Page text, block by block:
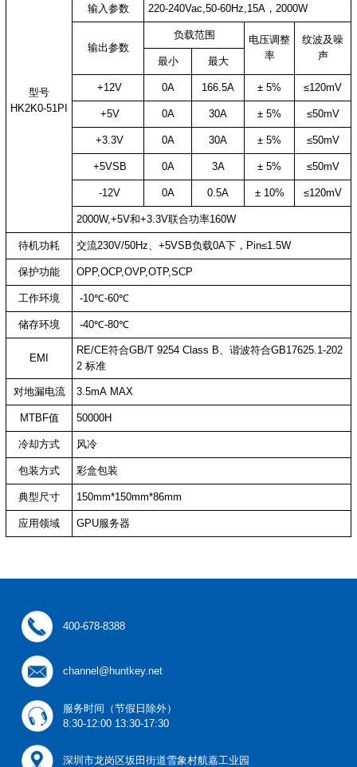
型号
HK2K0-51PI
输入参数 220-240Vac,50-60Hz,15A，2000W
输出参数
负载范围
电压调整
率
纹波及噪
声
最小 最大
+12V 0A 166.5A ± 5% ≤120mV
+5V 0A 30A ± 5% ≤50mV
+3.3V 0A 30A ± 5% ≤50mV
+5VSB 0A 3A ± 5% ≤50mV
-12V 0A 0.5A ± 10% ≤120mV
2000W,+5V和+3.3V联合功率160W
待机功耗 交流230V/50Hz、+5VSB负载0A下，Pin≤1.5W
保护功能 OPP,OCP,OVP,OTP,SCP
工作环境 -10℃-60℃
储存环境 -40℃-80℃
EMI
RE/CE符合GB/T 9254 Class B、谐波符合GB17625.1-202
2 标准
对地漏电流 3.5mA MAX
MTBF值 50000H
冷却方式 风冷
包装方式 彩盒包装
典型尺寸 150mm*150mm*86mm
应用领域 GPU服务器
400-678-8388
channel@huntkey.net
服务时间（节假日除外）
8:30-12:00 13:30-17:30
深圳市龙岗区坂田街道雪象村航嘉工业园